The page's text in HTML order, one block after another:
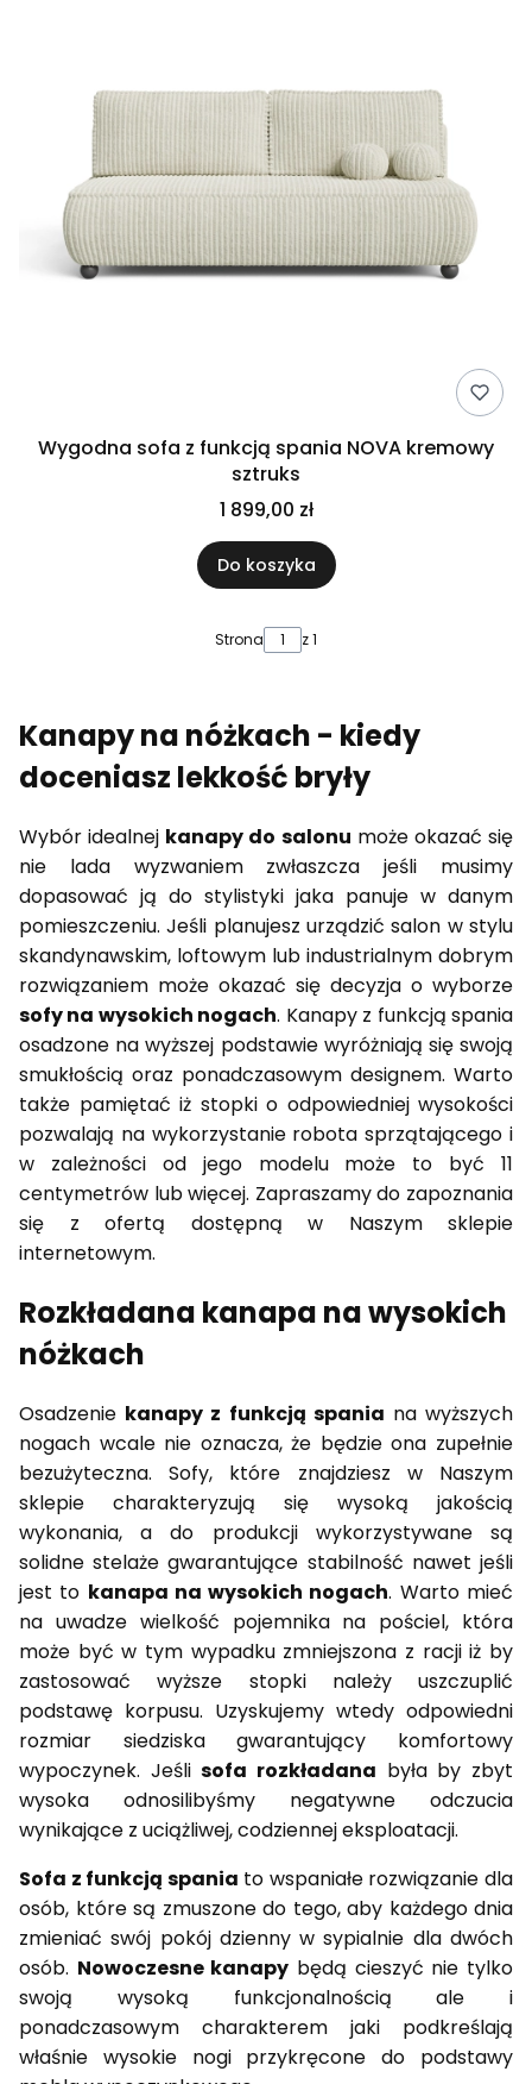
Wygodna sofa z funkcją spania NOVA kremowy
sztruks
1 899,00 zł
Do koszyka
Strona z 1
Kanapy na nóżkach - kiedy
doceniasz lekkość bryły
Wybór idealnej kanapy do salonu może okazać się
nie lada wyzwaniem zwłaszcza jeśli musimy
dopasować ją do stylistyki jaka panuje w danym
pomieszczeniu. Jeśli planujesz urządzić salon w stylu
skandynawskim, loftowym lub industrialnym dobrym
rozwiązaniem może okazać się decyzja o wyborze
sofy na wysokich nogach. Kanapy z funkcją spania
osadzone na wyższej podstawie wyróżniają się swoją
smukłością oraz ponadczasowym designem. Warto
także pamiętać iż stopki o odpowiedniej wysokości
pozwalają na wykorzystanie robota sprzątającego i
w zależności od jego modelu może to być 11
centymetrów lub więcej. Zapraszamy do zapoznania
się z ofertą dostępną w Naszym sklepie
internetowym.
Rozkładana kanapa na wysokich
nóżkach
Osadzenie kanapy z funkcją spania na wyższych
nogach wcale nie oznacza, że będzie ona zupełnie
bezużyteczna. Sofy, które znajdziesz w Naszym
sklepie charakteryzują się wysoką jakością
wykonania, a do produkcji wykorzystywane są
solidne stelaże gwarantujące stabilność nawet jeśli
jest to kanapa na wysokich nogach. Warto mieć
na uwadze wielkość pojemnika na pościel, która
może być w tym wypadku zmniejszona z racji iż by
zastosować wyższe stopki należy uszczuplić
podstawę korpusu. Uzyskujemy wtedy odpowiedni
rozmiar siedziska gwarantujący komfortowy
wypoczynek. Jeślisofa rozkładana była by zbyt
wysoka odnosilibyśmy negatywne odczucia
wynikające z uciążliwej, codziennej eksploatacji.
Sofa z funkcją spania to wspaniałe rozwiązanie dla
osób, które są zmuszone do tego, aby każdego dnia
zmieniać swój pokój dzienny w sypialnie dla dwóch
osób. Nowoczesne kanapy będą cieszyć nie tylko
swoją wysoką funkcjonalnością ale i
ponadczasowym charakterem jaki podkreślają
właśnie wysokie nogi przykręcone do podstawy